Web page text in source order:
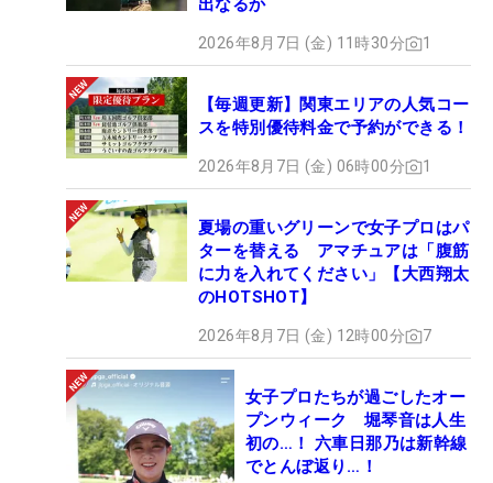
出なるか
2026年8月7日 (金) 11時30分 1
【毎週更新】関東エリアの人気コー
スを特別優待料金で予約ができる！
2026年8月7日 (金) 06時00分 1
夏場の重いグリーンで女子プロはパ
ターを替える アマチュアは「腹筋
に力を入れてください」【大西翔太
のHOTSHOT】
2026年8月7日 (金) 12時00分 7
女子プロたちが過ごしたオー
プンウィーク 堀琴音は人生
初の…！ 六車日那乃は新幹線
でとんぼ返り…！